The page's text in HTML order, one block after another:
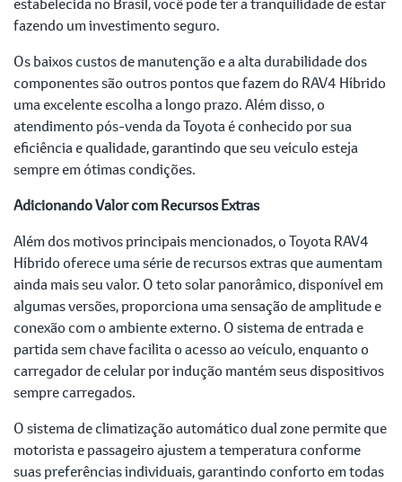
fazendo um investimento seguro.
Os baixos custos de manutenção e a alta durabilidade dos
componentes são outros pontos que fazem do RAV4 Híbrido
uma excelente escolha a longo prazo. Além disso, o
atendimento pós-venda da Toyota é conhecido por sua
eficiência e qualidade, garantindo que seu veículo esteja
sempre em ótimas condições.
Adicionando Valor com Recursos Extras
Além dos motivos principais mencionados, o Toyota RAV4
Híbrido oferece uma série de recursos extras que aumentam
ainda mais seu valor. O teto solar panorâmico, disponível em
algumas versões, proporciona uma sensação de amplitude e
conexão com o ambiente externo. O sistema de entrada e
partida sem chave facilita o acesso ao veículo, enquanto o
carregador de celular por indução mantém seus dispositivos
sempre carregados.
O sistema de climatização automático dual zone permite que
motorista e passageiro ajustem a temperatura conforme
suas preferências individuais, garantindo conforto em todas